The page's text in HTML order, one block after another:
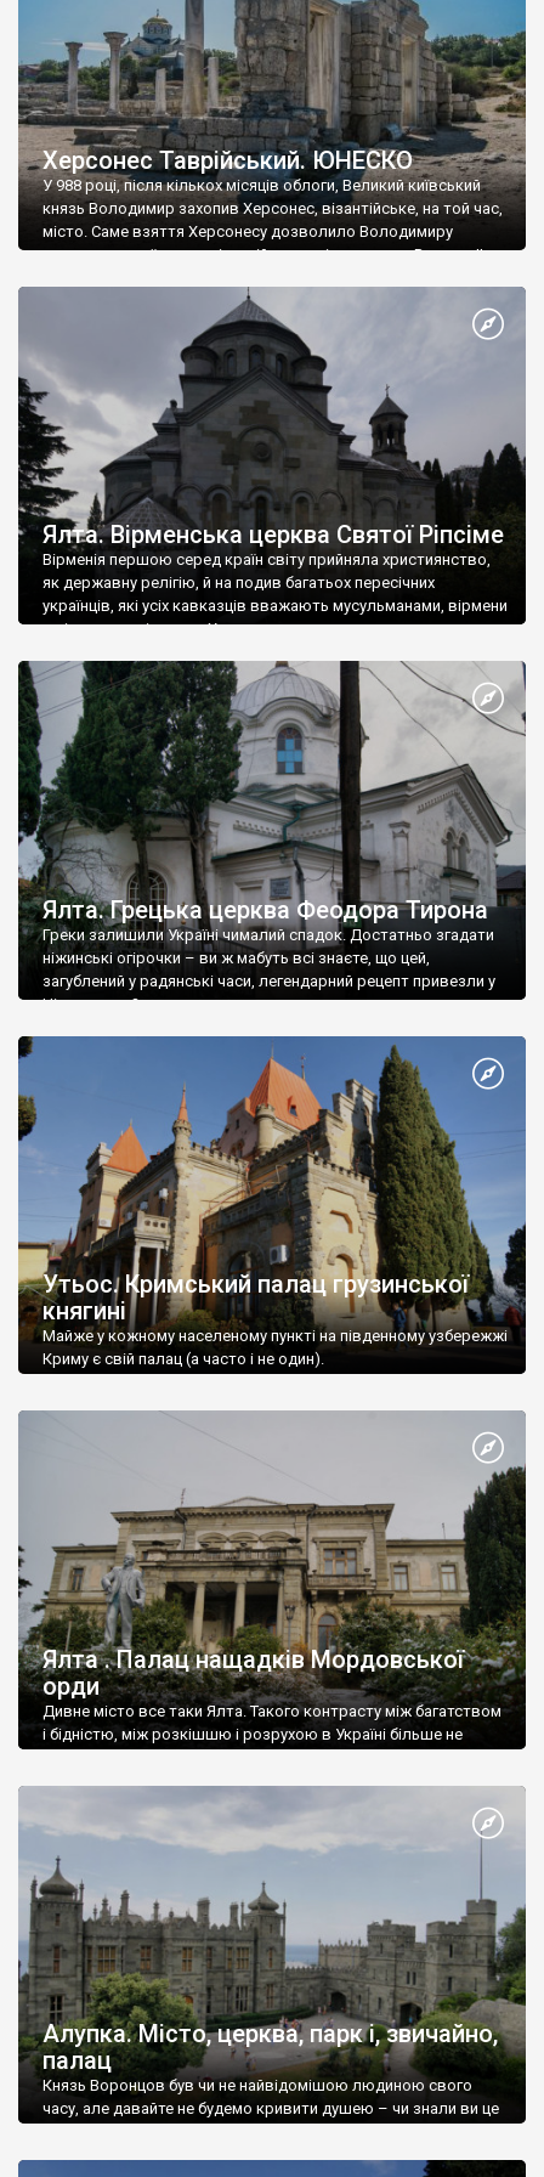
Херсонес Таврійський. ЮНЕСКО
У 988 році, після кількох місяців облоги, Великий київський
князь Володимир захопив Херсонес, візантійське, на той час,
місто. Саме взяття Херсонесу дозволило Володимиру
диктувати свої умови візантійському імператору Василю ІІ, та
Херсонесі Володимир-язичник, став Василем-християнином.
А потім було Хрещення Русі. На честь Херсонесу Таврійського
Ялта. Вірменська церква Святої Ріпсіме
Вірменія першою серед країн світу прийняла християнство,
як державну релігію, й на подив багатьох пересічних
українців, які усіх кавказців вважають мусульманами, вірмени
є відданими вірянами Христа
Ялта. Грецька церква Феодора Тирона
Греки залишили Україні чималий спадок. Достатньо згадати
ніжинські огірочки – ви ж мабуть всі знаєте, що цей,
загублений у радянські часи, легендарний рецепт привезли у
Ніжин греки?
Утьос. Кримський палац грузинської
княгині
Майже у кожному населеному пункті на південному узбережжі
Криму є свій палац (а часто і не один).
Ялта . Палац нащадків Мордовської
орди
Дивне місто все таки Ялта. Такого контрасту між багатством
і бідністю, між розкішшю і розрухою в Україні більше не
Алупка. Місто, церква, парк і, звичайно,
палац
Князь Воронцов був чи не найвідомішою людиною свого
часу, але давайте не будемо кривити душею – чи знали ви це